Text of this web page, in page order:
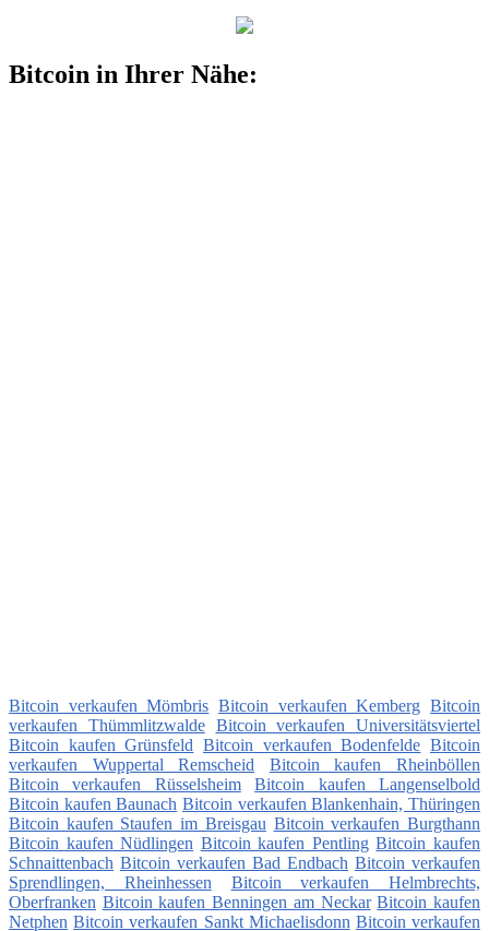
Bitcoin in Ihrer Nähe:
Bitcoin verkaufen Mömbris Bitcoin verkaufen Kemberg Bitcoin
verkaufen Thümmlitzwalde
Bitcoin verkaufen Universitätsviertel
Bitcoin kaufen Grünsfeld Bitcoin verkaufen Bodenfelde Bitcoin
verkaufen Wuppertal Remscheid
Bitcoin kaufen Rheinböllen
Bitcoin verkaufen Rüsselsheim
Bitcoin kaufen Langenselbold
Bitcoin kaufen Baunach Bitcoin verkaufen Blankenhain, Thüringen
Bitcoin kaufen Staufen im Breisgau Bitcoin verkaufen Burgthann
Bitcoin kaufen Nüdlingen Bitcoin kaufen Pentling Bitcoin kaufen
Schnaittenbach Bitcoin verkaufen Bad Endbach Bitcoin verkaufen
Sprendlingen, Rheinhessen
Bitcoin verkaufen Helmbrechts,
Oberfranken Bitcoin kaufen Benningen am Neckar Bitcoin kaufen
Netphen Bitcoin verkaufen Sankt Michaelisdonn Bitcoin verkaufen